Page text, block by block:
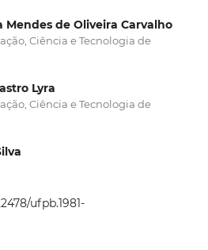
Mendes de Oliveira Carvalho
Ciência e Tecnologia de
Lyra
Ciência e Tecnologia de
ufpb.1981-